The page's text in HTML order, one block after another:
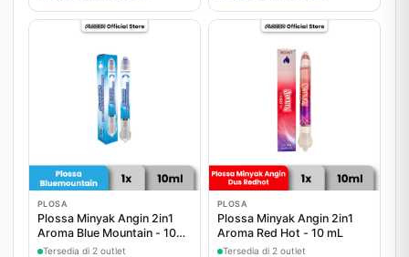
PLOSA
Plossa Minyak Angin 2in1
Aroma Blue Mountain - 10
mL
Tersedia di 2 outlet
PLOSA
Plossa Minyak Angin 2in1
Aroma Red Hot - 10 mL
Tersedia di 2 outlet